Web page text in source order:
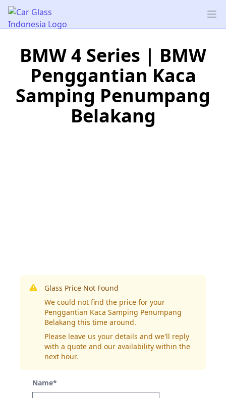
Car Glass Indonesia
BMW 4 Series | BMW
Penggantian Kaca
Samping Penumpang
Belakang
Glass Price Not Found
We could not find the price for your
Penggantian Kaca Samping Penumpang
Belakang this time around.
Please leave us your details and we'll reply
with a quote and our availability within the
next hour.
Name*